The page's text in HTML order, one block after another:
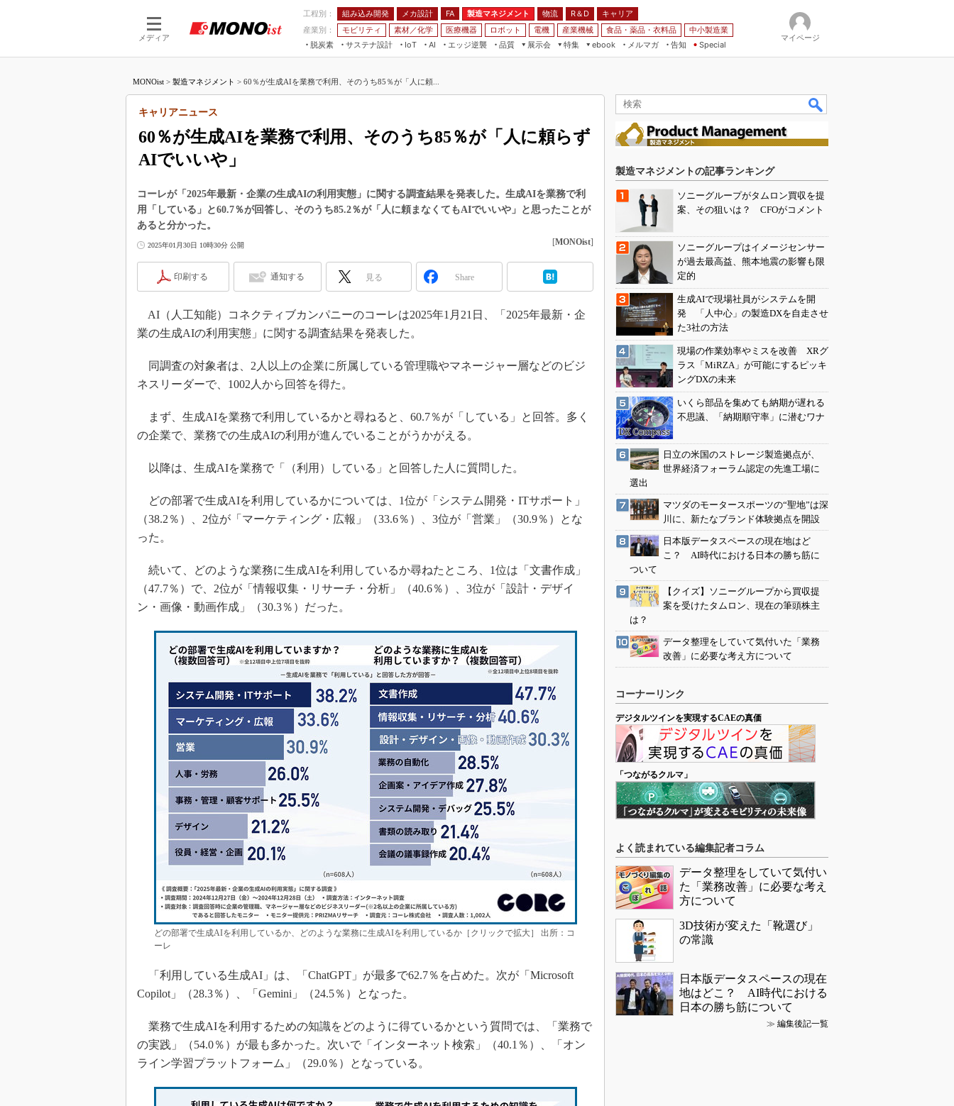
メディア
工程別： 組み込み開発 メカ設計 FA 製造マネジメント 物流 R＆D
キャリア
産業別：
モビリティ 素材／化学 医療機器 ロボット 電機 産業機械 食品・薬品・衣料品
中小製造業
脱炭素
サステナ設計
IoT
つながる工場
AI
AI×設備保全
エッジ逆襲 品質
展示会
JIMTOF
IIFES
TECHNO-FRONTIER
EdgeTech+
日本ものづくりワールド
AUTOMOTIVE WORLD
産業オープンネット展
特集
つながるクルマ
フィールドサービス
組み込み画像技術
組み込みモデリング
ISO26262
3Dプリンタ
S＆OP
イノベーション
製造業ビッグデータ
植物工場
知財マネジメント
海外生産
制御セキュリティ
新型コロナへの対応
ebook
モビリティ
メルマガ
告知 Special
マイページ
MONOist > 製造マネジメント > 60％が生成AIを業務で利用、そのうち85％が「人に頼...
60％が生成AIを業務で利用、そのうち85％が「人に頼らず
AIでいいや」
キャリアニュース
コーレが「2025年最新・企業の生成AIの利用実態」に関する調査結果を発表した。生成AIを業務で利
用「している」と60.7％が回答し、そのうち85.2％が「人に頼まなくてもAIでいいや」と思ったことが
あると分かった。
2025年01月30日 10時30分 公開 [MONOist]
印刷する 通知する 見る Share
AI（人工知能）コネクティブカンパニーのコーレは2025年1月21日、「2025年最新・企
業の生成AIの利用実態」に関する調査結果を発表した。
同調査の対象者は、2人以上の企業に所属している管理職やマネージャー層などのビジ
ネスリーダーで、1002人から回答を得た。
まず、生成AIを業務で利用しているかと尋ねると、60.7％が「している」と回答。多く
の企業で、業務での生成AIの利用が進んでいることがうかがえる。
以降は、生成AIを業務で「（利用）している」と回答した人に質問した。
どの部署で生成AIを利用しているかについては、1位が「システム開発・ITサポート」
（38.2％）、2位が「マーケティング・広報」（33.6％）、3位が「営業」（30.9％）とな
った。
続いて、どのような業務に生成AIを利用しているか尋ねたところ、1位は「文書作成」
（47.7％）で、2位が「情報収集・リサーチ・分析」（40.6％）、3位が「設計・デザイ
ン・画像・動画作成」（30.3％）だった。
どの部署で生成AIを利用しているか、どのような業務に生成AIを利用しているか［クリックで拡大］ 出所：コ
ーレ
「利用している生成AI」は、「ChatGPT」が最多で62.7％を占めた。次が「Microsoft
Copilot」（28.3％）、「Gemini」（24.5％）となった。
業務で生成AIを利用するための知識をどのように得ているかという質問では、「業務で
の実践」（54.0％）が最も多かった。次いで「インターネット検索」（40.1％）、「オン
ライン学習プラットフォーム」（29.0％）となっている。
製造マネジメントの記事ランキング
ソニーグループがタムロン買収を提
案、その狙いは？ CFOがコメント
ソニーグループはイメージセンサー
が過去最高益、熊本地震の影響も限
定的
生成AIで現場社員がシステムを開
発 「人中心」の製造DXを自走させ
た3社の方法
現場の作業効率やミスを改善 XRグ
ラス「MiRZA」が可能にするピッキ
ングDXの未来
いくら部品を集めても納期が遅れる
不思議、「納期順守率」に潜むワナ
日立の米国のストレージ製造拠点が、
世界経済フォーラム認定の先進工場に
選出
マツダのモータースポーツの“聖地”は深
川に、新たなブランド体験拠点を開設
日本版データスペースの現在地はど
こ？ AI時代における日本の勝ち筋に
ついて
【クイズ】ソニーグループから買収提
案を受けたタムロン、現在の筆頭株主
は？
データ整理をしていて気付いた「業務
改善」に必要な考え方について
コーナーリンク
デジタルツインを実現するCAEの真価
「つながるクルマ」
よく読まれている編集記者コラム
データ整理をしていて気付い
た「業務改善」に必要な考え
方について
3D技術が変えた「靴選び」
の常識
日本版データスペースの現在
地はどこ？ AI時代における
日本の勝ち筋について
≫ 編集後記一覧